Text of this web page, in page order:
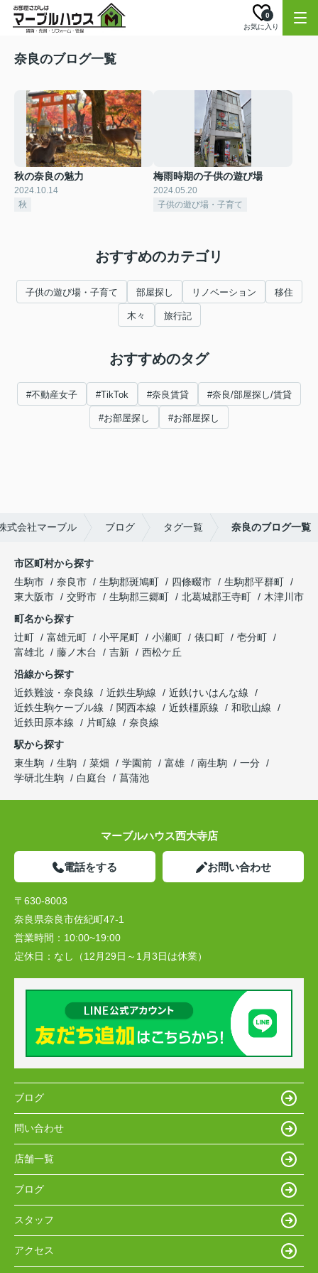
お気に入り
0
奈良のブログ一覧
秋の奈良の魅力
2024.10.14
秋
梅雨時期の子供の遊び場
2024.05.20
子供の遊び場・子育て
おすすめのカテゴリ
子供の遊び場・子育て 部屋探し リノベーション 移住
木々 旅行記
おすすめのタグ
#不動産女子 #TikTok #奈良賃貸 #奈良/部屋探し/賃貸
#お部屋探し #お部屋探し
式会社マーブル ブログ タグ一覧 奈良のブログ一覧
市区町村から探す
生駒市
奈良市 生駒郡斑鳩町 四條畷市
生駒郡平群町
東大阪市
交野市 生駒郡三郷町 北葛城郡王寺町
木津川市
町名から探す
辻町
富雄元町 小平尾町 小瀬町 俵口町
壱分町
富雄北
藤ノ木台 吉新
西松ケ丘
沿線から探す
近鉄難波・奈良線
近鉄生駒線
近鉄けいはんな線
近鉄生駒ケーブル線
関西本線 近鉄橿原線
和歌山線
近鉄田原本線
片町線
奈良線
駅から探す
東生駒
生駒 菜畑 学園前 富雄 南生駒
一分
学研北生駒
白庭台 菖蒲池
マーブルハウス西大寺店
電話をする お問い合わせ
〒630-8003
奈良県奈良市佐紀町47-1
営業時間： 10:00~19:00
定休日： なし（12月29日～1月3日は休業）
ブログ
問い合わせ
店舗一覧
ブログ
スタッフ
アクセス